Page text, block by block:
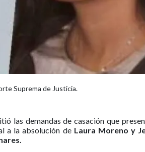
Suprema de Justicia.
las demandas de casación que
a la absolución de Laura Moreno y